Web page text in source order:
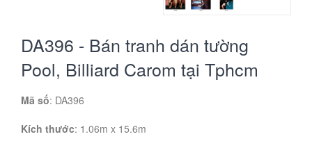
DA396 - Bán tranh dán tường
Pool, Billiard Carom tại Tphcm
Mã số: DA396
Kích thước: 1.06m x 15.6m